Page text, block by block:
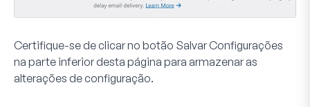
Certifique-se de clicar no botão Salvar Configurações
na parte inferior desta página para armazenar as
alterações de configuração.